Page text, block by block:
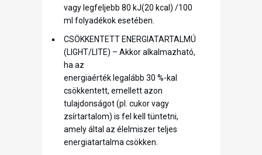
vagy legfeljebb 80 kJ(20 kcal) /100
ml folyadékok esetében.
CSÖKKENTETT ENERGIATARTALMÚ
(LIGHT/LITE) – Akkor alkalmazható,
ha az
energiaérték legalább 30 %-kal
csökkentett, emellett azon
tulajdonságot (pl. cukor vagy
zsírtartalom) is fel kell tüntetni,
amely által az élelmiszer teljes
energiatartalma csökken.